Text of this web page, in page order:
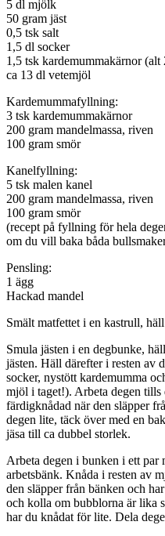
5 dl mjölk
50 gram jäst
0,5 tsk salt
1,5 dl socker
1,5 tsk kardemummakärnor
ca 13 dl vetemjöl
Kardemummafyllning:
3 tsk kardemummakärnor
200 gram mandelmassa, riven
100 gram smör
Kanelfyllning:
5 tsk malen kanel
200 gram mandelmassa, riven
100 gram smör
(recept på fyllning för hela
om du vill baka båda
Pensling:
1 ägg
Hackad mandel
Smält matfettet i en kastrull,
Smula jästen i en degbunke,
jästen. Häll därefter i resten av
socker, nystött kardemumma
mjöl i taget!). Arbeta degen
färdigknådad när den släpper
degen lite, täck över med en
jäsa till ca dubbel storlek.
Arbeta degen i bunken i ett par
arbetsbänk. Knåda i resten av
den släpper från bänken och
och kolla om bubblorna är lika
har du knådat för lite. Dela